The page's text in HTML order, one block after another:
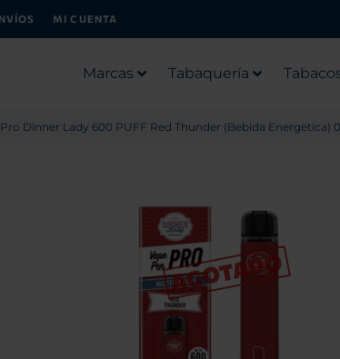
MI CUENTA
Marcas Tabaquería
Dinner Lady 600 PUFF Red Thunder (Bebida Energetica)